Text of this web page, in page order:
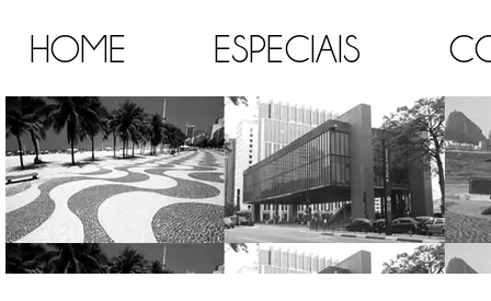
HOME ESPECIAIS